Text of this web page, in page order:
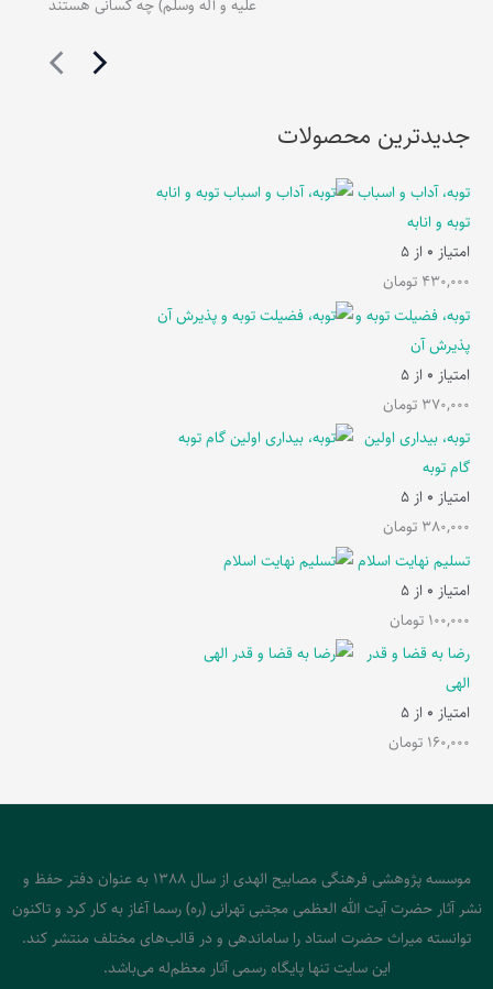
علیه و آله وسلم) چه کسانی هستند
جدیدترین محصولات
توبه، آداب و اسباب
توبه و انابه
امتیاز 0 از 5
430,000 تومان
توبه، فضیلت توبه و
پذیرش آن
امتیاز 0 از 5
370,000 تومان
توبه، بیداری اولین
گام توبه
امتیاز 0 از 5
380,000 تومان
تسلیم نهایت اسلام
امتیاز 0 از 5
100,000 تومان
رضا به قضا و قدر
الهی
امتیاز 0 از 5
160,000 تومان
موسسه پژوهشی فرهنگی مصابیح الهدی از سال 1388 به عنوان دفتر حفظ و
نشر آثار حضرت آیت الله العظمی مجتبی تهرانی (ره) رسما آغاز به کار کرد و تاکنون
توانسته میراث حضرت استاد را ساماندهی و در قالب‌های مختلف منتشر کند.
این سایت تنها پایگاه رسمی آثار معظم‌له می‌باشد.